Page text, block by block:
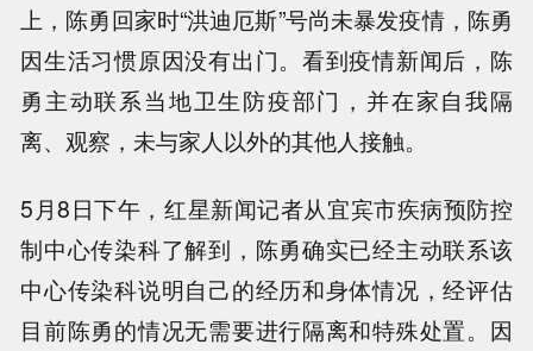
上，陈勇回家时“洪迪厄斯”号尚未暴发疫情，陈勇
因生活习惯原因没有出门。看到疫情新闻后，陈
勇主动联系当地卫生防疫部门，并在家自我隔
离、观察，未与家人以外的其他人接触。
5月8日下午，红星新闻记者从宜宾市疾病预防控
制中心传染科了解到，陈勇确实已经主动联系该
中心传染科说明自己的经历和身体情况，经评估
目前陈勇的情况无需要进行隔离和特殊处置。因